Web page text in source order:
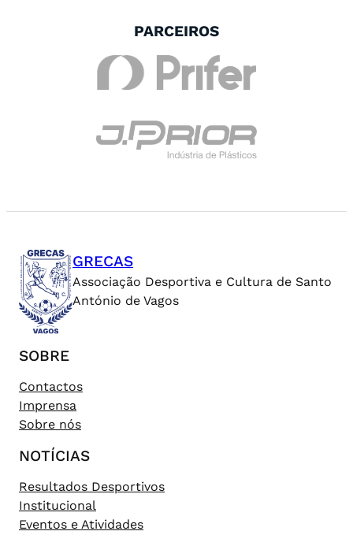
PARCEIROS
GRECAS
Associação Desportiva e Cultura de Santo
António de Vagos
SOBRE
Contactos
Imprensa
Sobre nós
NOTÍCIAS
Resultados Desportivos
Institucional
Eventos e Atividades